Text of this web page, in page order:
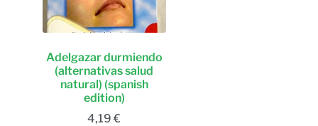
Adelgazar durmiendo
(alternativas salud
natural) (spanish
edition)
4,19€